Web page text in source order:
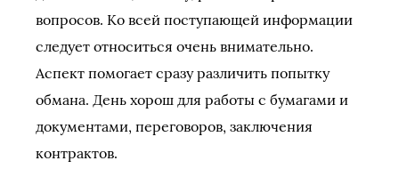
вопросов. Ко всей поступающей информации
следует относиться очень внимательно.
Аспект помогает сразу различить попытку
обмана. День хорош для работы с бумагами и
документами, переговоров, заключения
контрактов.